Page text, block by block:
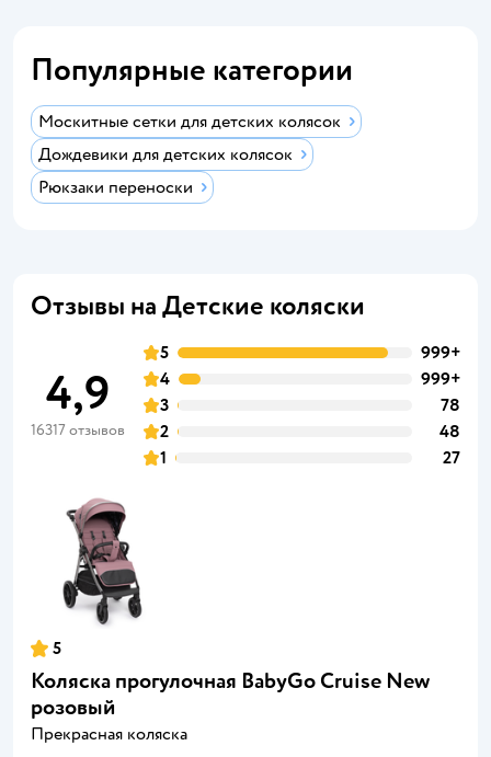
Популярные категории
Москитные сетки для детских колясок
Дождевики для детских колясок
Рюкзаки переноски
Отзывы на Детские коляски
4,9
16317 отзывов
5
999+
4
999+
3
78
2
48
1
27
5
Коляска прогулочная BabyGo Cruise New
розовый
Прекрасная коляска